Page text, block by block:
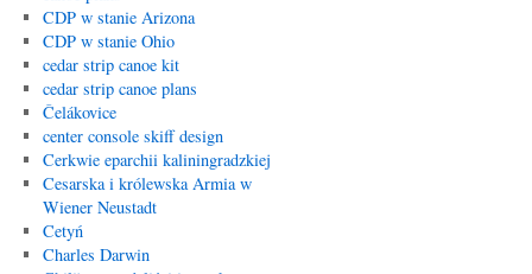
CDP w stanie Arizona
CDP w stanie Ohio
cedar strip canoe kit
cedar strip canoe plans
Čelákovice
center console skiff design
Cerkwie eparchii kaliningradzkiej
Cesarska i królewska Armia w
Wiener Neustadt
Cetyń
Charles Darwin